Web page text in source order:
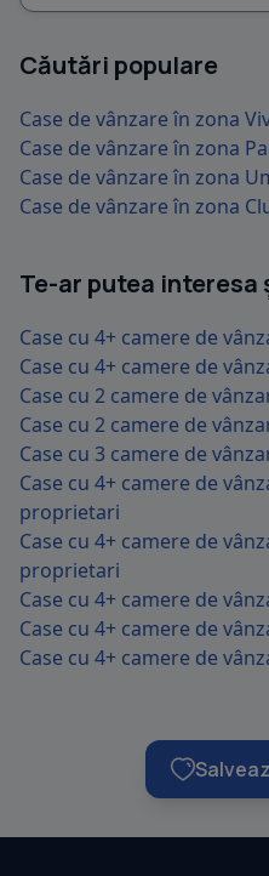
Căutări populare
Case de vânzare în zona
Case de vânzare în zona
Case de vânzare în zona
Case de vânzare în zona
Te-ar putea interesa
Case cu 4+ camere de
Case cu 4+ camere de
Case cu 2 camere de
Case cu 2 camere de
Case cu 3 camere de
Case cu 4+ camere de
proprietari
Case cu 4+ camere de
proprietari
Case cu 4+ camere de
Case cu 4+ camere de
Case cu 4+ camere de